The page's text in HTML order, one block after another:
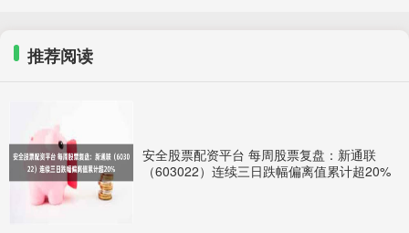
推荐阅读
安全股票配资平台 每周股票复盘：新通联
（603022）连续三日跌幅偏离值累计超20%